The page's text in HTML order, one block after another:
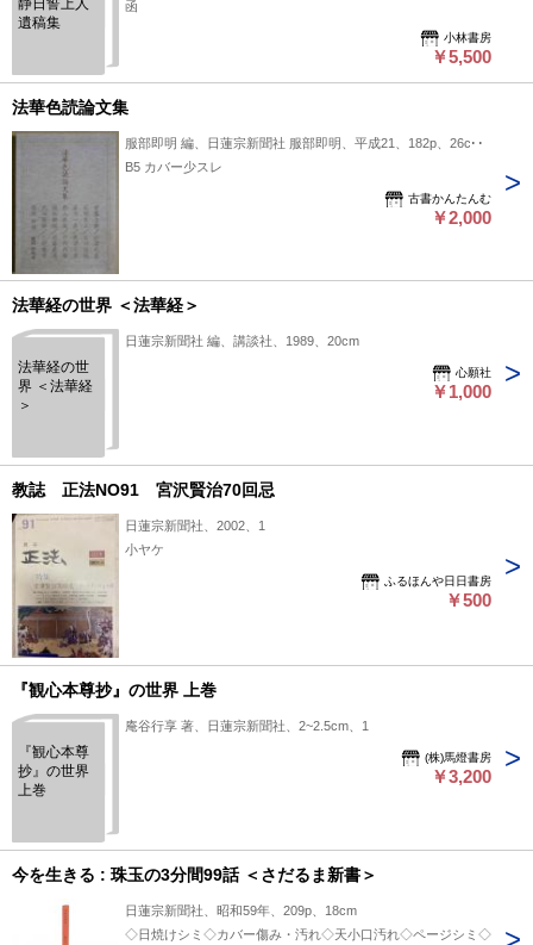
静日誓上人
遺稿集
函
小林書房
￥5,500
法華色読論文集
服部即明 編、日蓮宗新聞社 服部即明、平成21、182p、26cm
B5 カバー少スレ
古書かんたんむ
￥2,000
法華経の世界 ＜法華経＞
法華経の世
界 ＜法華経
＞
日蓮宗新聞社 編、講談社、1989、20cm
心願社
￥1,000
教誌 正法NO91 宮沢賢治70回忌
日蓮宗新聞社、2002、1
小ヤケ
ふるほんや日日書房
￥500
『観心本尊抄』の世界 上巻
『観心本尊
抄』の世界
上巻
庵谷行享 著、日蓮宗新聞社、2~2.5cm、1
(株)馬燈書房
￥3,200
今を生きる : 珠玉の3分間99話 ＜さだるま新書＞
日蓮宗新聞社、昭和59年、209p、18cm
◇日焼けシミ◇カバー傷み・汚れ◇天小口汚れ◇ページシミ◇